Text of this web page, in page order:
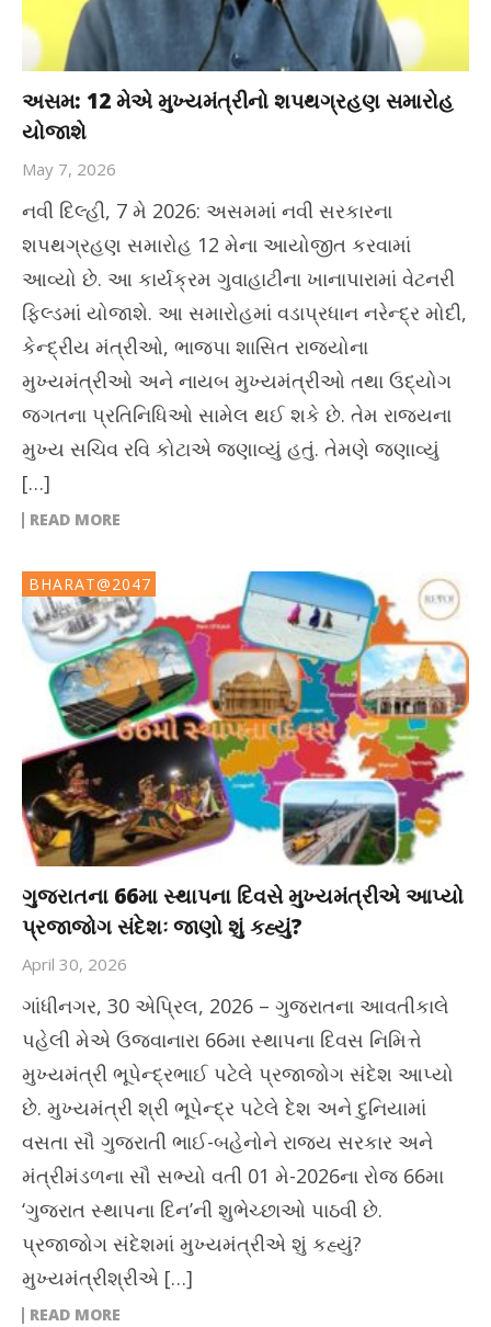
અસમ: 12 મેએ મુખ્યમંત્રીનો શપથગ્રહણ સમારોહ
યોજાશે
May 7, 2026
નવી દિલ્હી, 7 મે 2026: અસમમાં નવી સરકારના
શપથગ્રહણ સમારોહ 12 મેના આયોજીત કરવામાં
આવ્યો છે. આ કાર્યક્રમ ગુવાહાટીના ખાનાપારામાં વેટનરી
ફિલ્ડમાં યોજાશે. આ સમારોહમાં વડાપ્રધાન નરેન્દ્ર મોદી,
કેન્દ્રીય મંત્રીઓ, ભાજપા શાસિત રાજ્યોના
મુખ્યમંત્રીઓ અને નાયબ મુખ્યમંત્રીઓ તથા ઉદ્યોગ
જગતના પ્રતિનિધિઓ સામેલ થઈ શકે છે. તેમ રાજ્યના
મુખ્ય સચિવ રવિ કોટાએ જણાવ્યું હતું. તેમણે જણાવ્યું
[…]
READ MORE
BHARAT@2047
ગુજરાતના 66મા સ્થાપના દિવસે મુખ્યમંત્રીએ આપ્યો
પ્રજાજોગ સંદેશઃ જાણો શું કહ્યું?
April 30, 2026
ગાંધીનગર, 30 એપ્રિલ, 2026 – ગુજરાતના આવતીકાલે
પહેલી મેએ ઉજવાનારા 66મા સ્થાપના દિવસ નિમિત્તે
મુખ્યમંત્રી ભૂપેન્દ્રભાઈ પટેલે પ્રજાજોગ સંદેશ આપ્યો
છે. મુખ્યમંત્રી શ્રી ભૂપેન્દ્ર પટેલે દેશ અને દુનિયામાં
વસતા સૌ ગુજરાતી ભાઈ-બહેનોને રાજ્ય સરકાર અને
મંત્રીમંડળના સૌ સભ્યો વતી 01 મે-2026ના રોજ 66મા
‘ગુજરાત સ્થાપના દિન’ની શુભેચ્છાઓ પાઠવી છે.
પ્રજાજોગ સંદેશમાં મુખ્યમંત્રીએ શું કહ્યું?
મુખ્યમંત્રીશ્રીએ […]
READ MORE